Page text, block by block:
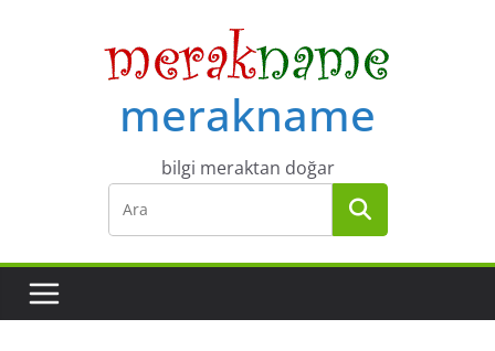
merakname
bilgi meraktan doğar